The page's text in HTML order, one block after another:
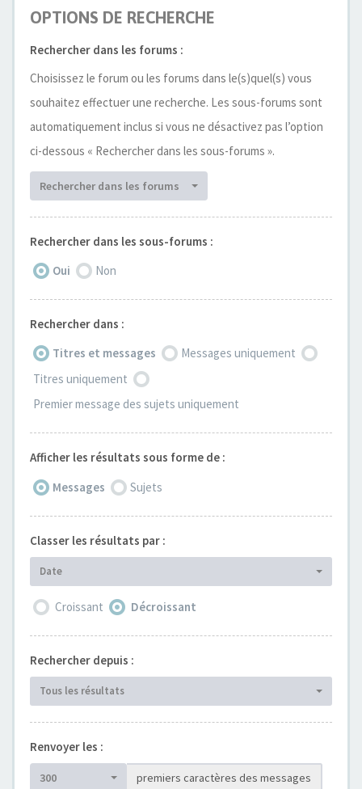
OPTIONS DE RECHERCHE
Rechercher dans les forums :
Choisissez le forum ou les forums dans le(s)quel(s) vous
souhaitez effectuer une recherche. Les sous-forums sont
automatiquement inclus si vous ne désactivez pas l’option
ci-dessous « Rechercher dans les sous-forums ».
Rechercher dans les forums
Rechercher dans les sous-forums :
Oui
Non
Rechercher dans :
Titres et messages
Messages uniquement
Titres uniquement
Premier message des sujets uniquement
Afficher les résultats sous forme de :
Messages
Sujets
Classer les résultats par :
Date
Croissant Décroissant
Rechercher depuis :
Tous les résultats
Renvoyer les :
300 premiers caractères des messages